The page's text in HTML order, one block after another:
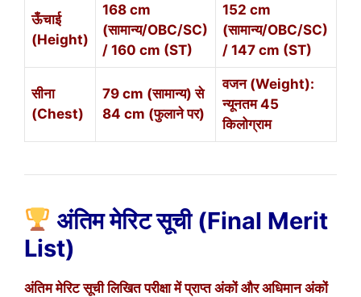
ऊँचाई
(Height)
168 cm
(सामान्य/OBC/SC)
/ 160 cm (ST)
152 cm
(सामान्य/OBC/SC)
/ 147 cm (ST)
सीना
(Chest)
79 cm (सामान्य) से
84 cm (फुलाने पर)
वजन (Weight):
न्यूनतम 45
किलोग्राम
अंतिम मेरिट सूची (Final Merit
List)
अंतिम मेरिट सूची लिखित परीक्षा में प्राप्त अंकों और अधिमान अंकों